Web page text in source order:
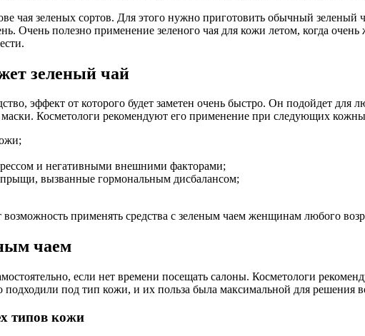
чая зеленых сортов. Для этого нужно приготовить обычный зеленый
Очень полезно применение зеленого чая для кожи летом, когда
зеленый чай
эффект от которого будет заметен очень быстро. Он подойдет для
Косметологи рекомендуют его применение при следующих
и негативными внешними факторами;
прыщи, вызванные гормональным дисбалансом;
возможность применять средства с зеленым чаем женщинам любого
чаем
если нет времени посещать салоны. Косметологи
подходили под тип кожи, и их польза была максимальной для решения
типов кожи